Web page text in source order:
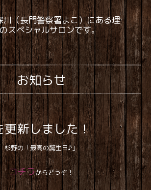
川（長門警察署よこ）にある理
スペシャルサロンです。
お知らせ
新しました！
杉野の「最高の誕生日♪」
コチラからどうぞ！